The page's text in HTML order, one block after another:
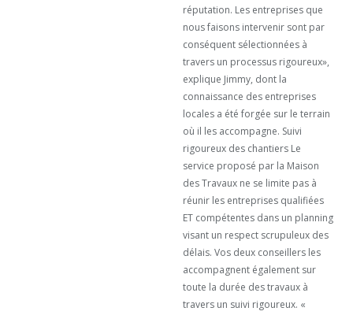
réputation. Les entreprises que
nous faisons intervenir sont par
conséquent sélectionnées à
travers un processus rigoureux»,
explique Jimmy, dont la
connaissance des entreprises
locales a été forgée sur le terrain
où il les accompagne. Suivi
rigoureux des chantiers Le
service proposé par la Maison
des Travaux ne se limite pas à
réunir les entreprises qualifiées
ET compétentes dans un planning
visant un respect scrupuleux des
délais. Vos deux conseillers les
accompagnent également sur
toute la durée des travaux à
travers un suivi rigoureux. «